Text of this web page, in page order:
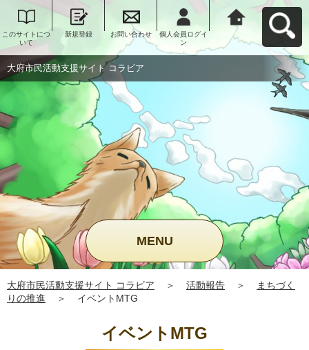
このサイトにつ
いて
新規登録 お問い合わせ
個人会員ログイ
ン
大府市民活動支
援サイト コラビ
アへ戻る
大府市民活動支援サイト コラビア
MENU
大府市民活動支援サイト コラビア ＞ 活動報告 ＞
まちづく
りの推進
＞ イベントMTG
イベントMTG